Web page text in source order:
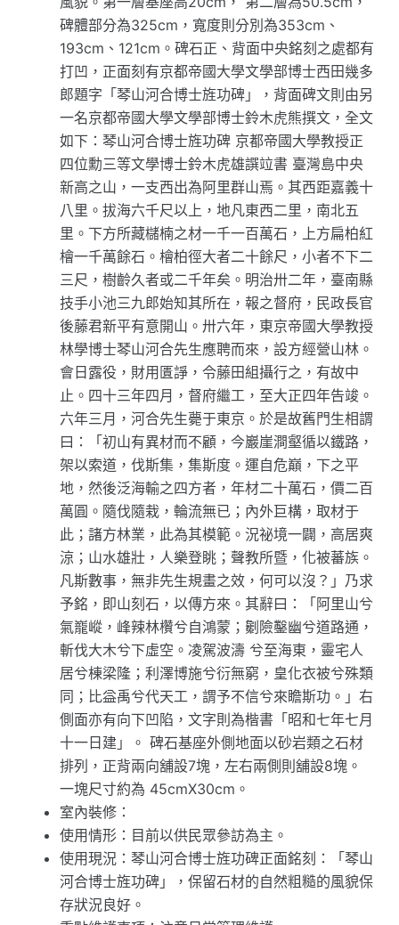
碑體部分為325cm，寬度則分別為353cm、
193cm、121cm。碑石正、背面中央銘刻之處都有
打凹，正面刻有京都帝國大學文學部博士西田幾多
郎題字「琴山河合博士旌功碑」，背面碑文則由另
一名京都帝國大學文學部博士鈴木虎熊撰文，全文
如下：琴山河合博士旌功碑 京都帝國大學教授正
四位勳三等文學博士鈴木虎雄譔竝書 臺灣島中央
新高之山，一支西出為阿里群山焉。其西距嘉義十
八里。拔海六千尺以上，地凡東西二里，南北五
里。下方所藏櫧楠之材一千一百萬石，上方扁柏紅
檜一千萬餘石。檜柏徑大者二十餘尺，小者不下二
三尺，樹齡久者或二千年矣。明治卅二年，臺南縣
技手小池三九郎始知其所在，報之督府，民政長官
後藤君新平有意開山。卅六年，東京帝國大學教授
林學博士琴山河合先生應聘而來，設方經營山林。
會日露役，財用匱諍，令藤田組攝行之，有故中
止。四十三年四月，督府繼工，至大正四年告竣。
六年三月，河合先生薨于東京。於是故舊門生相謂
曰：「初山有異材而不顧，今巖崖澗壑循以鐵路，
架以索道，伐斯集，集斯度。運自危巔，下之平
地，然後泛海輸之四方者，年材二十萬石，價二百
萬圓。隨伐隨栽，輪流無已；內外巨構，取材于
此；諸方林業，此為其模範。況祕境一闢，高居爽
涼；山水雄壯，人樂登眺；聲教所暨，化被蕃族。
凡斯數事，無非先生規畫之效，何可以沒？」乃求
予銘，即山刻石，以傳方來。其辭曰：「阿里山兮
氣巃嵷，峰辣林欑兮自鴻蒙；劖險鑿幽兮道路通，
斬伐大木兮下虛空。凌駕波濤 兮至海東，靈宅人
居兮棟梁隆；利澤博施兮衍無窮，皇化衣被兮殊類
同；比益禹兮代天工，謂予不信兮來瞻斯功。」右
側面亦有向下凹陷，文字則為楷書「昭和七年七月
十一日建」。 碑石基座外側地面以砂岩類之石材
排列，正背兩向舖設7塊，左右兩側則舖設8塊。
一塊尺寸約為 45cmX30cm。
室內裝修：
使用情形：目前以供民眾參訪為主。
使用現況：琴山河合博士旌功碑正面銘刻：「琴山
河合博士旌功碑」，保留石材的自然粗糙的風貌保
存狀況良好。